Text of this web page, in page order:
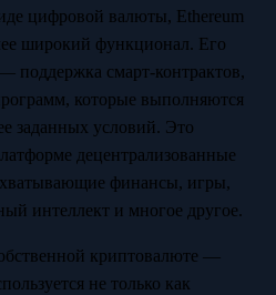
цифровой валюты, Ethereum
широкий функционал. Его
поддержка смарт-контрактов,
которые выполняются
заданных условий. Это
децентрализованные
финансы, игры,
интеллект и многое другое.
криптовалюте —
не только как